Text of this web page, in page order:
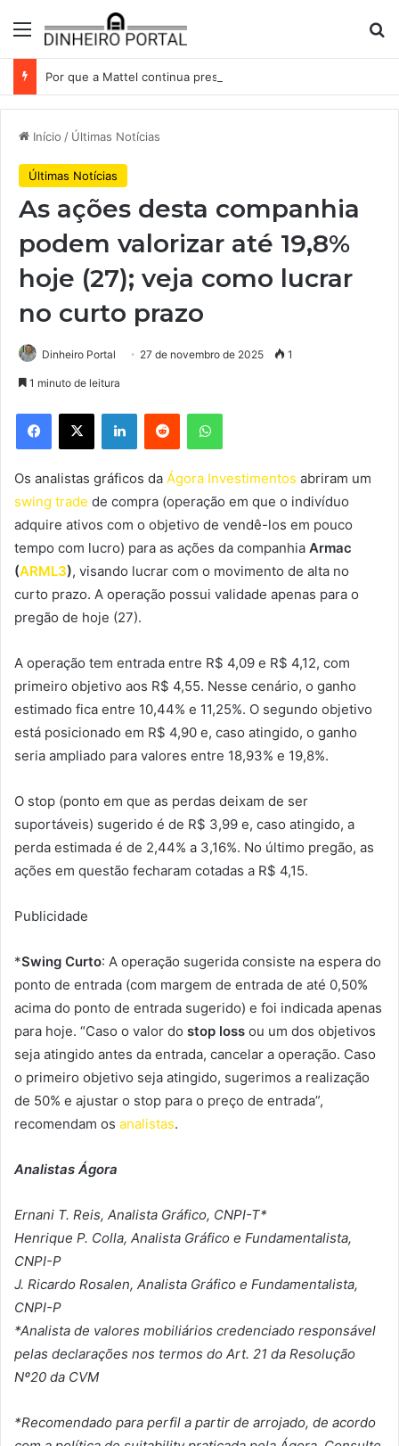
Menu
Início / Últimas Notícias
Últimas Notícias
As ações desta companhia
podem valorizar até 19,8%
hoje (27); veja como lucrar
no curto prazo
Dinheiro Portal 27 de novembro de 2025 1
1 minuto de leitura
Facebook
X LinkedinReddit WhatsApp
Os analistas gráficos da Ágora Investimentos abriram um
swing trade de compra (operação em que o indivíduo
adquire ativos com o objetivo de vendê-los em pouco
tempo com lucro) para as ações da companhia Armac
(ARML3), visando lucrar com o movimento de alta no
curto prazo. A operação possui validade apenas para o
pregão de hoje (27).
A operação tem entrada entre R$ 4,09 e R$ 4,12, com
primeiro objetivo aos R$ 4,55. Nesse cenário, o ganho
estimado fica entre 10,44% e 11,25%. O segundo objetivo
está posicionado em R$ 4,90 e, caso atingido, o ganho
seria ampliado para valores entre 18,93% e 19,8%.
O stop (ponto em que as perdas deixam de ser
suportáveis) sugerido é de R$ 3,99 e, caso atingido, a
perda estimada é de 2,44% a 3,16%. No último pregão, as
ações em questão fecharam cotadas a R$ 4,15.
Publicidade
*Swing Curto: A operação sugerida consiste na espera do
ponto de entrada (com margem de entrada de até 0,50%
acima do ponto de entrada sugerido) e foi indicada apenas
para hoje. “Caso o valor do stop loss ou um dos objetivos
seja atingido antes da entrada, cancelar a operação. Caso
o primeiro objetivo seja atingido, sugerimos a realização
de 50% e ajustar o stop para o preço de entrada”,
recomendam os analistas.
Analistas Ágora
Ernani T. Reis, Analista Gráfico, CNPI-T*
Henrique P. Colla, Analista Gráfico e Fundamentalista,
CNPI-P
J. Ricardo Rosalen, Analista Gráfico e Fundamentalista,
CNPI-P
*Analista de valores mobiliários credenciado responsável
pelas declarações nos termos do Art. 21 da Resolução
Nº20 da CVM
*Recomendado para perfil a partir de arrojado, de acordo